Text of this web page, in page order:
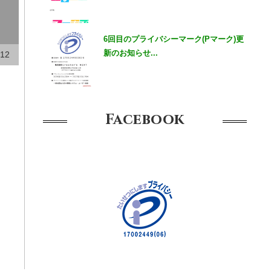
6回目のプライバシーマーク(Pマーク)更
新のお知らせ...
Facebook